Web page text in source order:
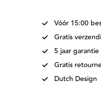
Vóór 15:00
Gratis
5 jaar garantie
Gratis
Dutch Design